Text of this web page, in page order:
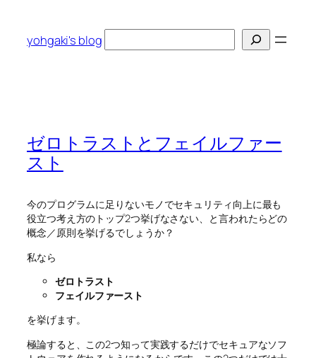
yohgaki's blog
索
ゼロトラストとフェイルファー
スト
今のプログラムに足りないモノでセキュリティ向上に最も
役立つ考え方のトップ2つ挙げなさない、と言われたらどの
概念／原則を挙げるでしょうか？
私なら
ゼロトラスト
フェイルファースト
を挙げます。
極論すると、この2つ知って実践するだけでセキュアなソフ